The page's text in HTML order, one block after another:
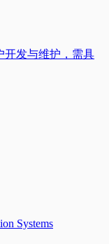
开发与维护，需具
Systems